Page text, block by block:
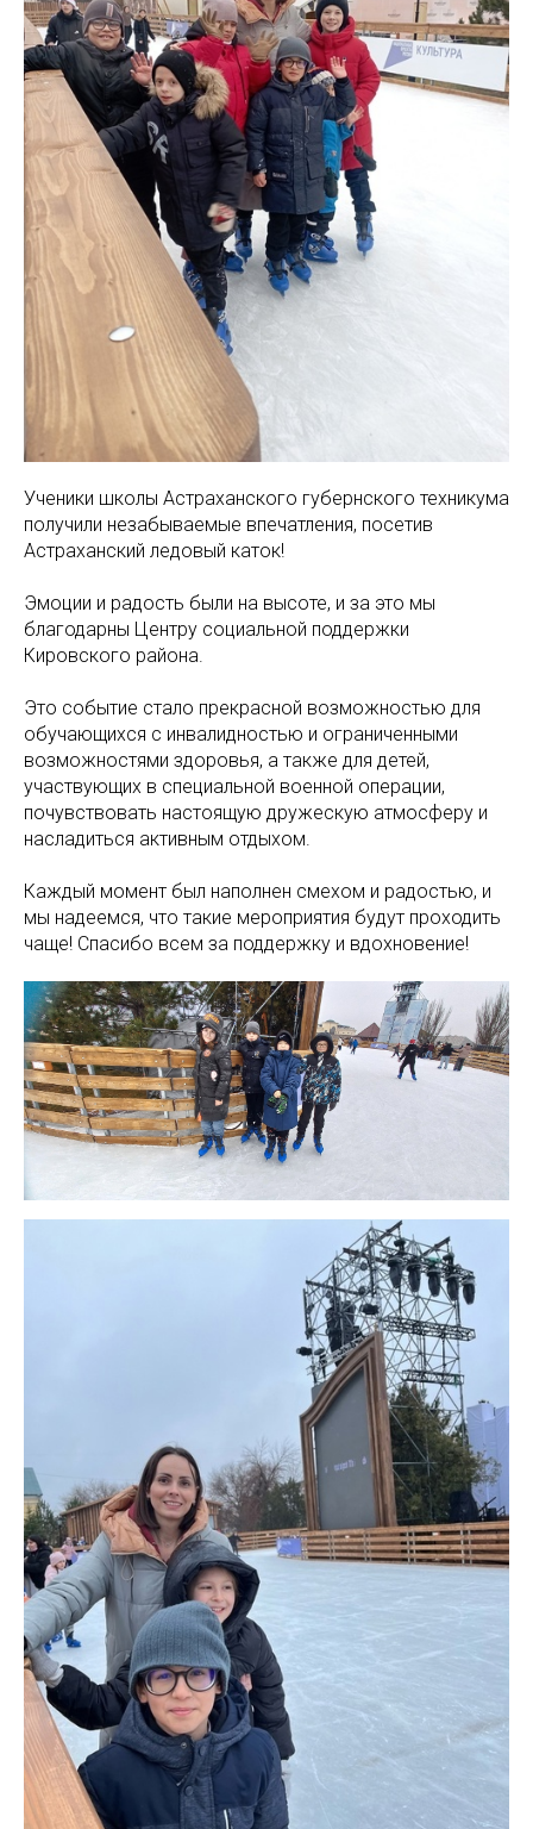
Ученики школы Астраханского губернского техникума
получили незабываемые впечатления, посетив
Астраханский ледовый каток!
Эмоции и радость были на высоте, и за это мы
благодарны Центру социальной поддержки
Кировского района.
Это событие стало прекрасной возможностью для
обучающихся с инвалидностью и ограниченными
возможностями здоровья, а также для детей,
участвующих в специальной военной операции,
почувствовать настоящую дружескую атмосферу и
насладиться активным отдыхом.
Каждый момент был наполнен смехом и радостью, и
мы надеемся, что такие мероприятия будут проходить
чаще! Спасибо всем за поддержку и вдохновение!